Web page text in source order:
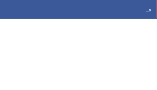
محمد شكر يكتب لـ «30 يوم»: «الكرنك».. أزمة سينما أتلفها الهوى